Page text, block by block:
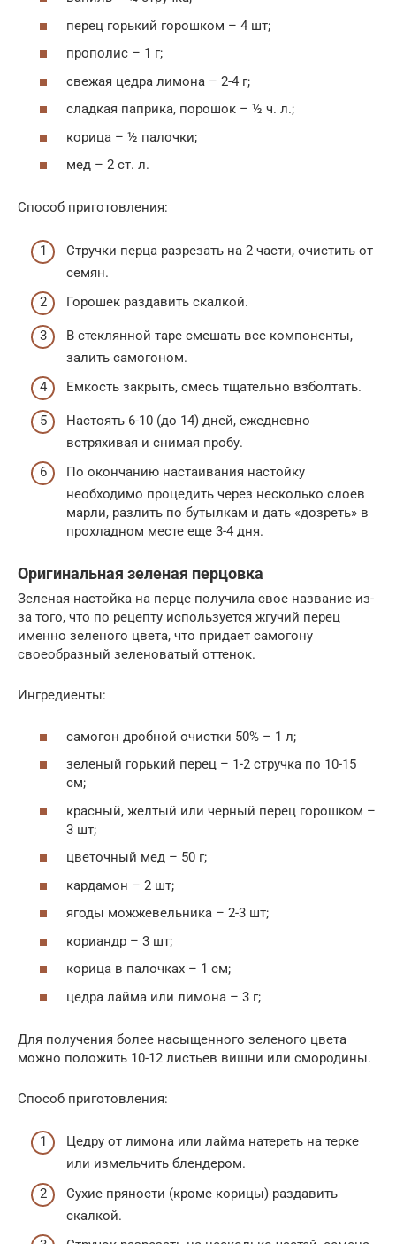
перец горький горошком – 4 шт;
прополис – 1 г;
свежая цедра лимона – 2-4 г;
сладкая паприка, порошок – ½ ч. л.;
корица – ½ палочки;
мед – 2 ст. л.
Способ приготовления:
Стручки перца разрезать на 2 части, очистить от
семян.
Горошек раздавить скалкой.
В стеклянной таре смешать все компоненты,
залить самогоном.
Емкость закрыть, смесь тщательно взболтать.
Настоять 6-10 (до 14) дней, ежедневно
встряхивая и снимая пробу.
По окончанию настаивания настойку
необходимо процедить через несколько слоев
марли, разлить по бутылкам и дать «дозреть» в
прохладном месте еще 3-4 дня.
Оригинальная зеленая перцовка
Зеленая настойка на перце получила свое название из-
за того, что по рецепту используется жгучий перец
именно зеленого цвета, что придает самогону
своеобразный зеленоватый оттенок.
Ингредиенты:
самогон дробной очистки 50% – 1 л;
зеленый горький перец – 1-2 стручка по 10-15
см;
красный, желтый или черный перец горошком –
3 шт;
цветочный мед – 50 г;
кардамон – 2 шт;
ягоды можжевельника – 2-3 шт;
кориандр – 3 шт;
корица в палочках – 1 см;
цедра лайма или лимона – 3 г;
Для получения более насыщенного зеленого цвета
можно положить 10-12 листьев вишни или смородины.
Способ приготовления:
Цедру от лимона или лайма натереть на терке
или измельчить блендером.
Сухие пряности (кроме корицы) раздавить
скалкой.